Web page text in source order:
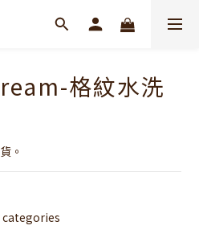
格紋水洗
。
categories